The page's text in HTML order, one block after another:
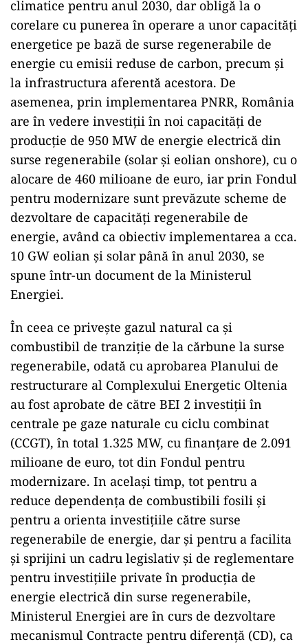
climatice pentru anul 2030, dar obligă la o
corelare cu punerea în operare a unor capacități
energetice pe bază de surse regenerabile de
energie cu emisii reduse de carbon, precum și
la infrastructura aferentă acestora. De
asemenea, prin implementarea PNRR, România
are în vedere investiții în noi capacități de
producție de 950 MW de energie electrică din
surse regenerabile (solar și eolian onshore), cu o
alocare de 460 milioane de euro, iar prin Fondul
pentru modernizare sunt prevăzute scheme de
dezvoltare de capacități regenerabile de
energie, având ca obiectiv implementarea a cca.
10 GW eolian și solar până în anul 2030, se
spune într-un document de la Ministerul
Energiei.
În ceea ce privește gazul natural ca și
combustibil de tranziție de la cărbune la surse
regenerabile, odată cu aprobarea Planului de
restructurare al Complexului Energetic Oltenia
au fost aprobate de către BEI 2 investiții în
centrale pe gaze naturale cu ciclu combinat
(CCGT), în total 1.325 MW, cu finanțare de 2.091
milioane de euro, tot din Fondul pentru
modernizare. In același timp, tot pentru a
reduce dependența de combustibili fosili și
pentru a orienta investițiile către surse
regenerabile de energie, dar și pentru a facilita
și sprijini un cadru legislativ și de reglementare
pentru investițiile private în producția de
energie electrică din surse regenerabile,
Ministerul Energiei are în curs de dezvoltare
mecanismul Contracte pentru diferență (CD), ca